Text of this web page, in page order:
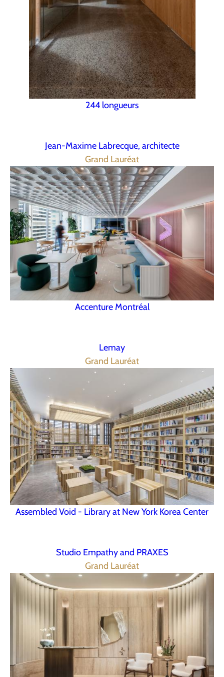
244 longueurs
Jean-Maxime Labrecque, architecte
Grand Lauréat
Accenture Montréal
Lemay
Grand Lauréat
Assembled Void - Library at New York Korea Center
Studio Empathy and PRAXES
Grand Lauréat